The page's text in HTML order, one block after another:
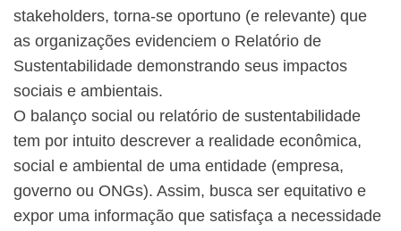
stakeholders, torna-se oportuno (e relevante) que
as organizações evidenciem o Relatório de
Sustentabilidade demonstrando seus impactos
sociais e ambientais.
O balanço social ou relatório de sustentabilidade
tem por intuito descrever a realidade econômica,
social e ambiental de uma entidade (empresa,
governo ou ONGs). Assim, busca ser equitativo e
expor uma informação que satisfaça a necessidade